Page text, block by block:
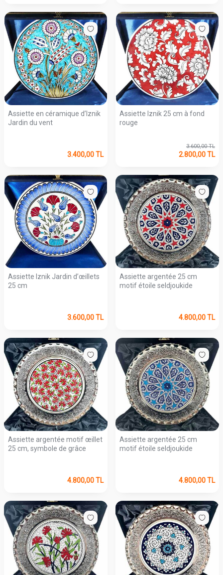
Assiette en céramique d’Iznik
Jardin du vent
3.400,00TL
Assiette Iznik 25 cm à fond
rouge
3.600,00TL
2.800,00TL
Assiette Iznik Jardin d’œillets
25 cm
3.600,00TL
Assiette argentée 25 cm
motif étoile seldjoukide
4.800,00TL
Assiette argentée motif œillet
25 cm, symbole de grâce
4.800,00TL
Assiette argentée 25 cm
motif étoile seldjoukide
4.800,00TL